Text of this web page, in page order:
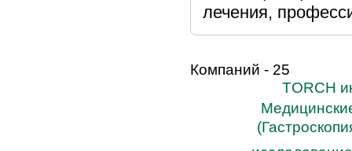
лечения,
Компаний - 25
TORCH